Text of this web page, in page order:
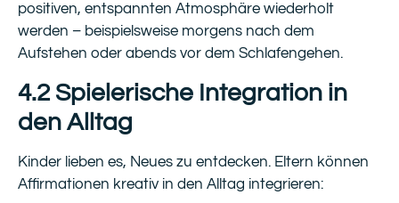
positiven, entspannten Atmosphäre wiederholt
werden – beispielsweise morgens nach dem
Aufstehen oder abends vor dem Schlafengehen.
4.2 Spielerische Integration in
den Alltag
Kinder lieben es, Neues zu entdecken. Eltern können
Affirmationen kreativ in den Alltag integrieren: